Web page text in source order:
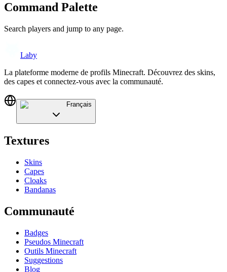
Command Palette
Search players and jump to any page.
Laby
La plateforme moderne de profils Minecraft. Découvrez des skins,
des capes et connectez-vous avec la communauté.
Français
Textures
Skins
Capes
Cloaks
Bandanas
Communauté
Badges
Pseudos Minecraft
Outils Minecraft
Suggestions
Blog